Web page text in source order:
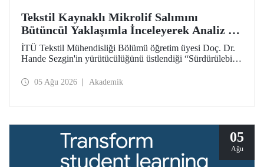
Tekstil Kaynaklı Mikrolif Salımını
Bütüncül Yaklaşımla İnceleyerek Analiz ve
Azaltım Stratejileri Geliştirecek Projeye
TÜBİTAK Desteği
İTÜ Tekstil Mühendisliği Bölümü öğretim üyesi Doç. Dr.
Hande Sezgin'in yürütücülüğünü üstlendiği “Sürdürülebilir
Koşullarına Bağlı Mikrolif Salımı: Aşınma, UV Maruziyeti
kapsamında desteklenmeye hak kazandı.
05 Ağu 2026 Akademik
05
Ağu